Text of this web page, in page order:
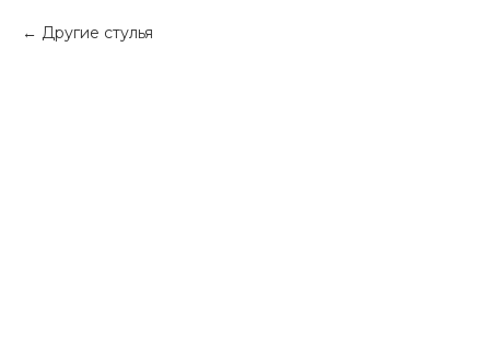
Другие стулья